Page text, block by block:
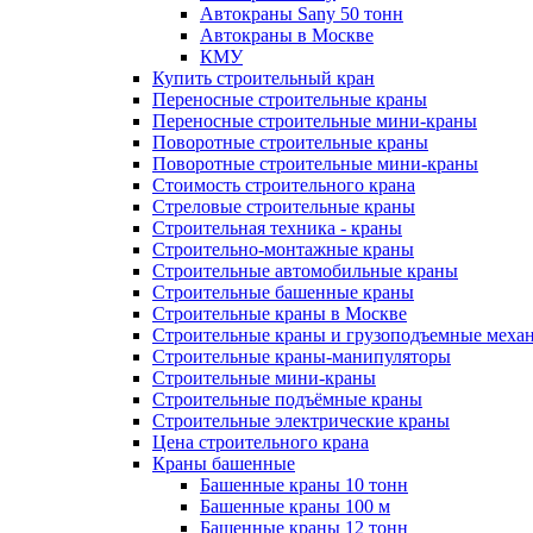
Автокраны Sany 50 тонн
Автокраны в Москве
КМУ
Купить строительный кран
Переносные строительные краны
Переносные строительные мини-краны
Поворотные строительные краны
Поворотные строительные мини-краны
Стоимость строительного крана
Стреловые строительные краны
Строительная техника - краны
Строительно-монтажные краны
Строительные автомобильные краны
Строительные башенные краны
Строительные краны в Москве
Строительные краны и грузоподъемные
Строительные краны-манипуляторы
Строительные мини-краны
Строительные подъёмные краны
Строительные электрические краны
Цена строительного крана
Краны башенные
Башенные краны 10 тонн
Башенные краны 100 м
Башенные краны 12 тонн